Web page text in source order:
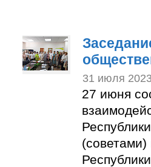
31 июля
27 июня